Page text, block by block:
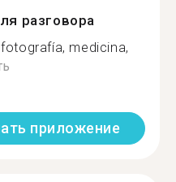
разговора
medicina,
приложение